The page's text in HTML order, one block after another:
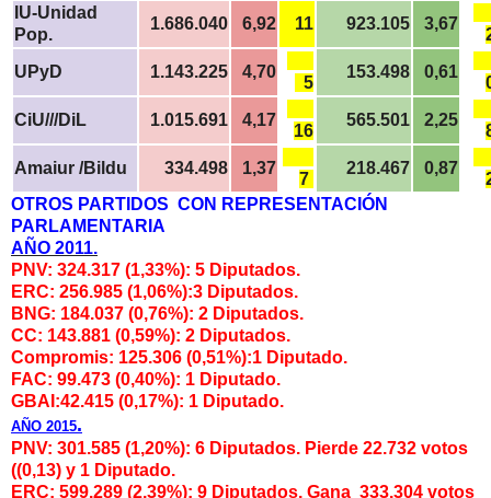
IU-Unidad
Pop.
1.686.040 6,92 11 923.105 3,67
UPyD
1.143.225 4,70
5
153.498 0,61
CiU///DiL
1.015.691 4,17
16
565.501 2,25
Amaiur /Bildu
334.498 1,37
7
218.467 0,87
OTROS PARTIDOS CON REPRESENTACIÓN
PARLAMENTARIA
AÑO 2011.
PNV: 324.317 (1,33%): 5 Diputados.
ERC: 256.985 (1,06%):3 Diputados.
BNG: 184.037 (0,76%): 2 Diputados.
CC: 143.881 (0,59%): 2 Diputados.
Compromis: 125.306 (0,51%):1 Diputado.
FAC: 99.473 (0,40%): 1 Diputado.
GBAI:42.415 (0,17%): 1 Diputado.
AÑO 2015.
PNV: 301.585 (1,20%): 6 Diputados. Pierde 22.732 votos
((0,13) y 1 Diputado.
ERC: 599.289 (2,39%): 9 Diputados. Gana 333.304 votos